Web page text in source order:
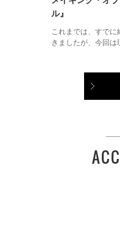
ル』
これまでは、すでに
きましたが、今回は